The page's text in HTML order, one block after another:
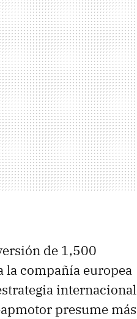
de 1,500
la compañía europea
internacional
presume más